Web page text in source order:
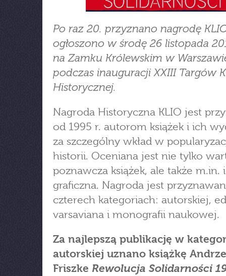
Po raz 20. przyznano nagrodę
ogłoszono w środę 26 listopada
na Zamku Królewskim w
podczas inauguracji XXIII Targów
Historycznej.
Nagroda Historyczna KLIO jest
od 1995 r. autorom książek i ich
za szczególny wkład w
historii. Oceniana jest nie tylko
poznawcza książek, ale także m.in.
graficzna. Nagroda jest
czterech kategoriach: autorskiej,
varsaviana i monografii naukowej.
Za najlepszą publikację w
autorskiej uznano książkę
Friszke Rewolucja Solidarności